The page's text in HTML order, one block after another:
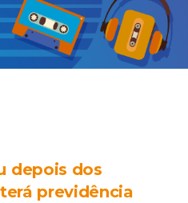
depois dos
previdência